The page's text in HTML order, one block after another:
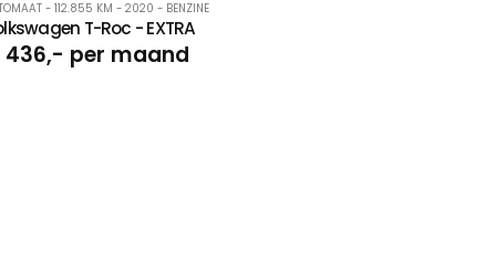
- 112.855 KM - 2020 - BENZINE
T-Roc - EXTRA
per maand